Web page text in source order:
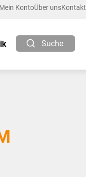
Mein KontoÜber unsKontakt
Suche